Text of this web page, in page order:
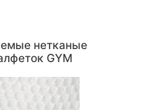
нетканые
GYM